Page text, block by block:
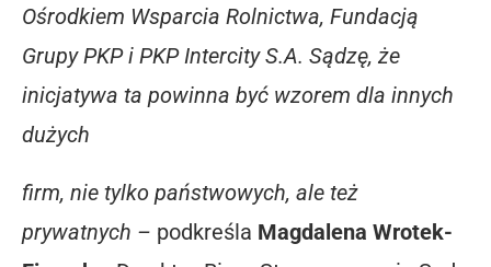
Ośrodkiem Wsparcia Rolnictwa, Fundacją
Grupy PKP i PKP Intercity S.A. Sądzę, że
inicjatywa ta powinna być wzorem dla innych
dużych
firm, nie tylko państwowych, ale też
prywatnych – podkreśla Magdalena Wrotek-